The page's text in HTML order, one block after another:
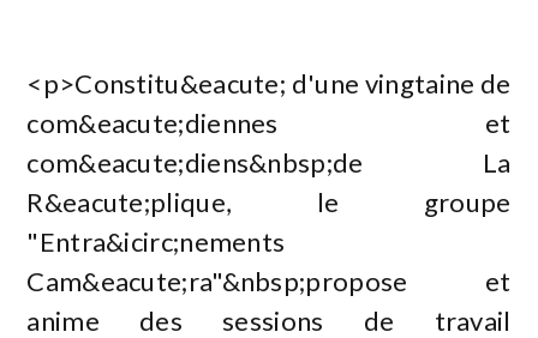
<p>Constitu&eacute; d'une vingtaine de
com&eacute;diennes et
com&eacute;diens&nbsp;de La
R&eacute;plique, le groupe
"Entra&icirc;nements
Cam&eacute;ra"&nbsp;propose et
anime des sessions de travail